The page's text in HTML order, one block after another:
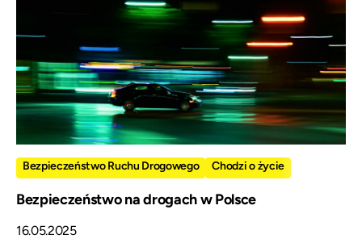
Bezpieczeństwo Ruchu Drogowego Chodzi o życie
Bezpieczeństwo na drogach w Polsce
16.05.2025